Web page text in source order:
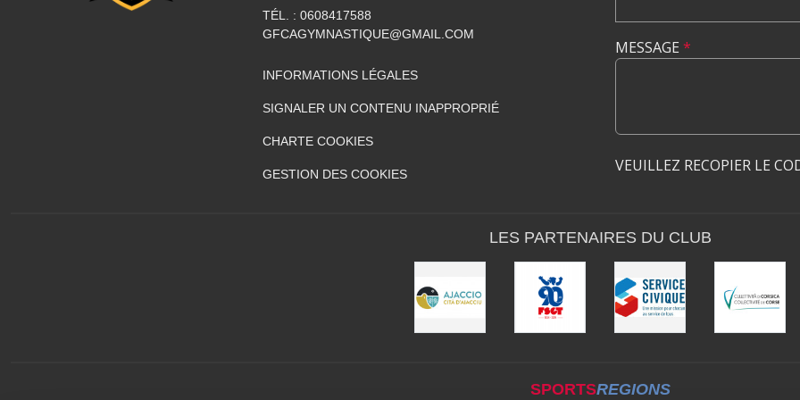
TÉL. : 0608417588
GFCAGYMNASTIQUE@GMAIL.COM
INFORMATIONS LÉGALES
SIGNALER UN CONTENU INAPPROPRIÉ
CHARTE COOKIES
GESTION DES COOKIES
MESSAGE *
VEUILLEZ RECOPIER LE
LES PARTENAIRES DU CLUB
SPORTSREGIONS